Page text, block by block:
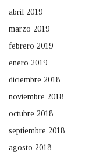
abril 2019
marzo 2019
febrero 2019
enero 2019
diciembre 2018
noviembre 2018
octubre 2018
septiembre 2018
agosto 2018